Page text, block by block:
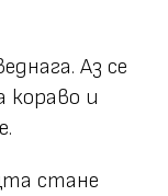
Аз се
кораво и
стане